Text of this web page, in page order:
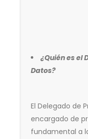
¿Quién es el
Datos?
El Delegado de
encargado de
fundamental a